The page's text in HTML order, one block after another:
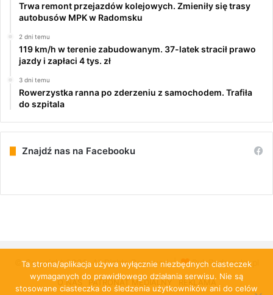
Trwa remont przejazdów kolejowych. Zmieniły się trasy
autobusów MPK w Radomsku
2 dni temu
119 km/h w terenie zabudowanym. 37-latek stracił prawo
jazdy i zapłaci 4 tys. zł
3 dni temu
Rowerzystka ranna po zderzeniu z samochodem. Trafiła
do szpitala
Znajdź nas na Facebooku
© Copyright 2026, All Rights Reserved | PulsRadomska.pl
O NAS PATRONAT MEDIALNY REKLAMA
Ta strona/aplikacja używa wyłącznie niezbędnych ciasteczek
wymaganych do prawidłowego działania serwisu. Nie są
stosowane ciasteczka do śledzenia użytkowników ani do celów